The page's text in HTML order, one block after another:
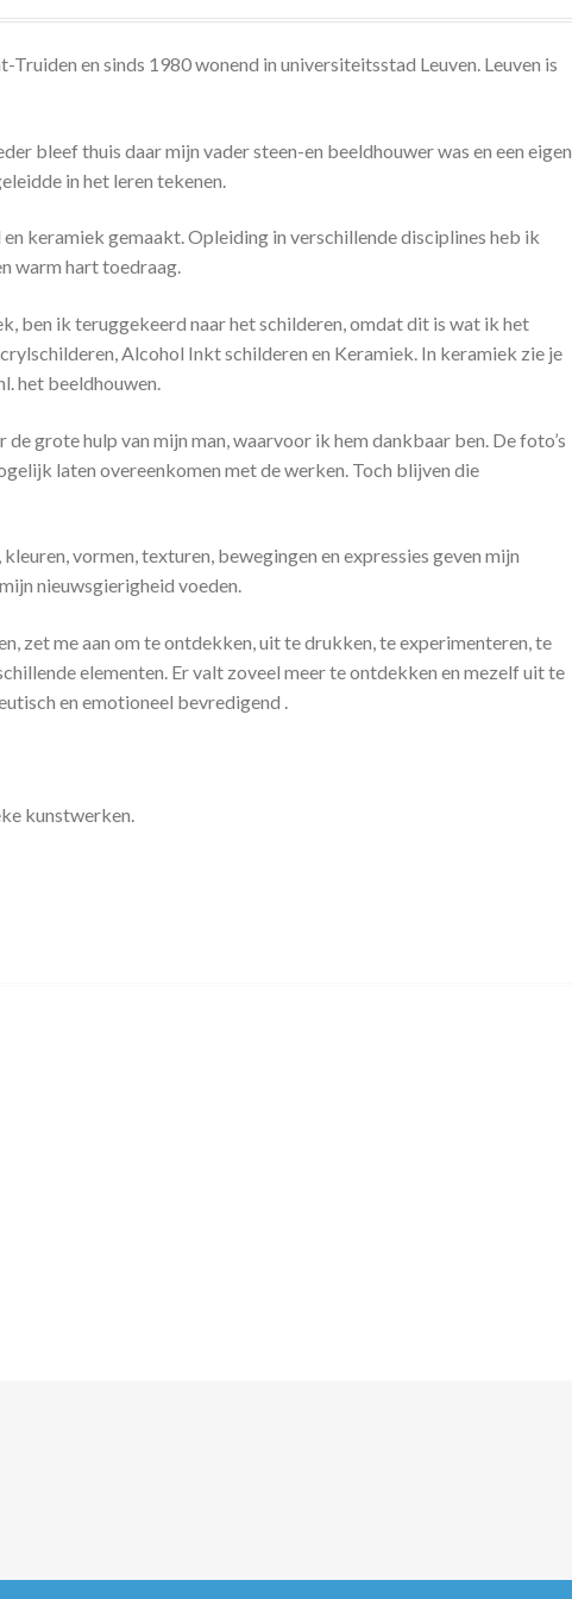
en sinds 1980 wonend in universiteitsstad Leuven. Leuven is
bleef thuis daar mijn vader steen-en beeldhouwer was en een eigen
in het leren tekenen.
keramiek gemaakt. Opleiding in verschillende disciplines heb ik
warm hart toedraag.
ben ik teruggekeerd naar het schilderen, omdat dit is wat ik het
Alcohol Inkt schilderen en Keramiek. In keramiek zie je
het beeldhouwen.
grote hulp van mijn man, waarvoor ik hem dankbaar ben. De foto’s
laten overeenkomen met de werken. Toch blijven die
vormen, texturen, bewegingen en expressies geven mijn
nieuwsgierigheid voeden.
zet me aan om te ontdekken, uit te drukken, te experimenteren, te
elementen. Er valt zoveel meer te ontdekken en mezelf uit te
en emotioneel bevredigend .
kunstwerken.